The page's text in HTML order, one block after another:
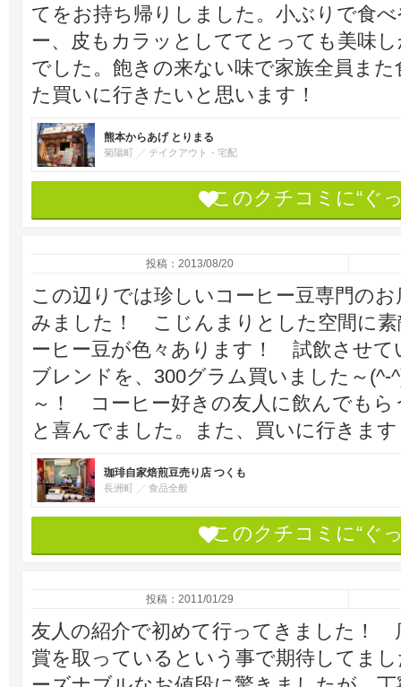
てをお持ち帰りしました。小ぶりで食
ー、皮もカラッとしててとっても美味
でした。飽きの来ない味で家族全員ま
た買いに行きたいと思います！
熊本からあげ とりまる
菊陽町 テイクアウト・宅配
このクチコミに“ぐ
投稿：2013/08/20
この辺りでは珍しいコーヒー豆専門の
みました！ こじんまりとした空間に
ーヒー豆が色々あります！ 試飲させ
ブレンドを、300グラム買いました～
～！ コーヒー好きの友人に飲んでもら
と喜んでました。また、買いに行きま
珈琲自家焙煎豆売り店 つくも
長洲町 食品全般
このクチコミに“ぐ
投稿：2011/01/29
友人の紹介で初めて行ってきました！
賞を取っているという事で期待してま